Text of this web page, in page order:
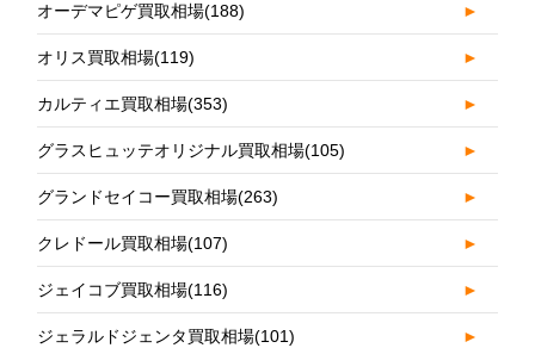
オーデマピゲ買取相場(188) ►
オリス買取相場(119) ►
カルティエ買取相場(353) ►
グラスヒュッテオリジナル買取相場(105) ►
グランドセイコー買取相場(263) ►
クレドール買取相場(107) ►
ジェイコブ買取相場(116) ►
ジェラルドジェンタ買取相場(101) ►